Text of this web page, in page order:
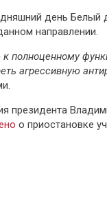
день Белый
направлении.
полноценному
агрессивную
президента
о приостановке